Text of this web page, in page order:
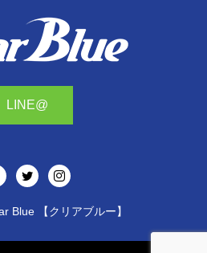
LINE@
Blue 【クリアブルー】